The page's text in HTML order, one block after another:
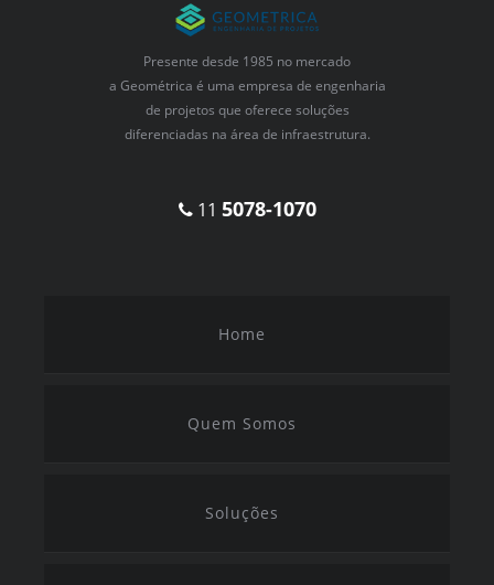
Presente desde 1985 no mercado
a Geométrica é uma empresa de engenharia
de projetos que oferece soluções
diferenciadas na área de infraestrutura.
11 5078-1070
Home
Quem Somos
Soluções